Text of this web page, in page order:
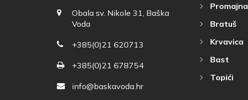
Obala sv. Nikole 31, Baška
Voda
+385(0)21 620713
+385(0)21 678754
info@baskavoda.hr
Promajna
Bratuš
Krvavica
Bast
Topići